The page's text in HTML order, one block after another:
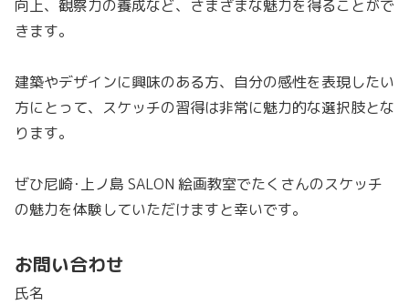
向上、観察力の養成など、さまざまな魅力を得ることがで
きます。
建築やデザインに興味のある方、自分の感性を表現したい
方にとって、スケッチの習得は非常に魅力的な選択肢とな
ります。
ぜひ尼崎･上ノ島 SALON 絵画教室でたくさんのスケッチ
の魅力を体験していただけますと幸いです。
お問い合わせ
氏名